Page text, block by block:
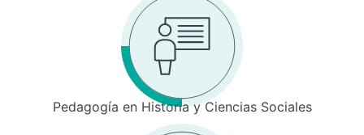
Pedagogía en Historia y Ciencias Sociales